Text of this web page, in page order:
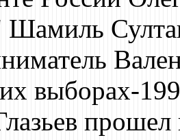
Шамиль
выборах-